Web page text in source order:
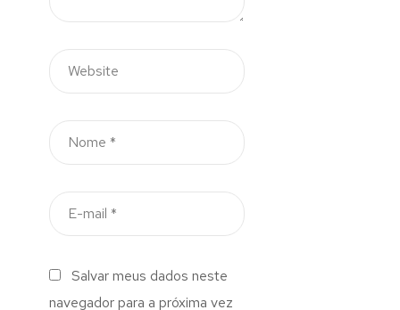
Salvar meus dados neste
navegador para a próxima vez